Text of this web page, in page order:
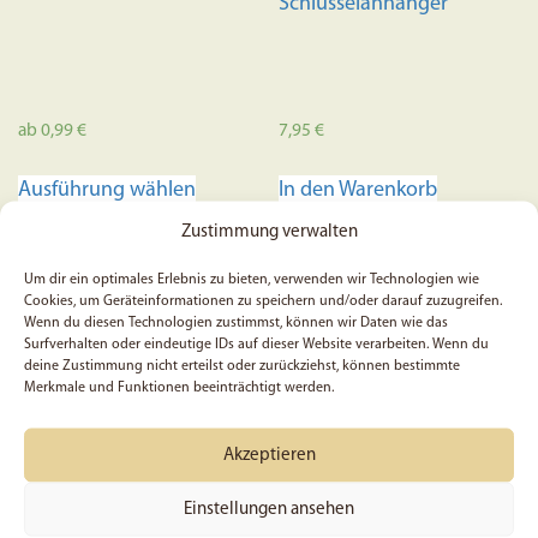
Zustimmung verwalten
Um dir ein optimales Erlebnis zu bieten, verwenden wir Technologien wie
Cookies, um Geräteinformationen zu speichern und/oder darauf zuzugreifen.
Wenn du diesen Technologien zustimmst, können wir Daten wie das
Surfverhalten oder eindeutige IDs auf dieser Website verarbeiten. Wenn du
deine Zustimmung nicht erteilst oder zurückziehst, können bestimmte
Merkmale und Funktionen beeinträchtigt werden.
Akzeptieren
Einstellungen ansehen
ab 0,99€
Ausführung wählenProdukt
weist
Varianten
auf.
Die
Optionen
der
Produktseite
Schlüsselanhänger
7,95€
In den Warenkorb
5x Egal was ich erlebe, ich
Bibelregister „Himmel“ |